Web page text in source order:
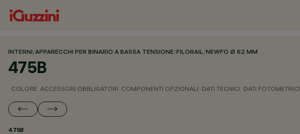
INTERNI/APPARECCHI PER BINARIO A BASSA TENSIONE/FILORAIL/NEWFO Ø 62 MM
475B
COLORE ACCESSORI OBBLIGATORI COMPONENTI OPZIONALI DATI TECNICI DATI FOTOMETRICI
475B